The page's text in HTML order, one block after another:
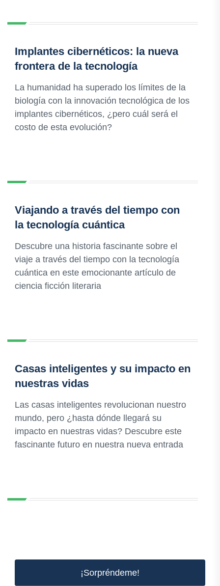
Implantes cibernéticos: la nueva
frontera de la tecnología
La humanidad ha superado los límites de la
biología con la innovación tecnológica de los
implantes cibernéticos, ¿pero cuál será el
costo de esta evolución?
Viajando a través del tiempo con
la tecnología cuántica
Descubre una historia fascinante sobre el
viaje a través del tiempo con la tecnología
cuántica en este emocionante artículo de
ciencia ficción literaria
Casas inteligentes y su impacto en
nuestras vidas
Las casas inteligentes revolucionan nuestro
mundo, pero ¿hasta dónde llegará su
impacto en nuestras vidas? Descubre este
fascinante futuro en nuestra nueva entrada
¡Sorpréndeme!